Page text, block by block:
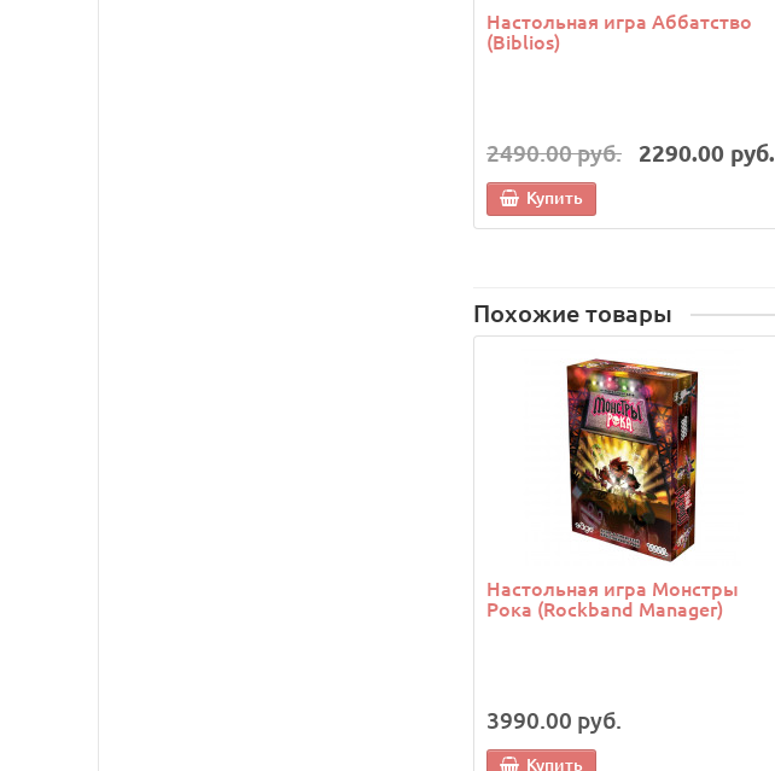
Настольная игра Аббатство
(Biblios)
2490.00 руб. 2290.00 руб.
Купить
Похожие товары
Настольная игра Монстры
Рока (Rockband Manager)
3990.00 руб.
Купить